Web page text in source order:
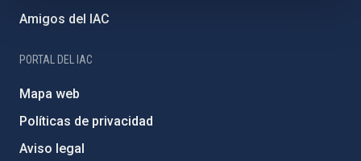
Amigos del IAC
PORTAL DEL IAC
Mapa web
Políticas de privacidad
Aviso legal